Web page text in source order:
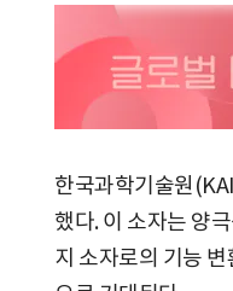
한국과학기술원
했다. 이 소자는 양
지 소자로의 기능